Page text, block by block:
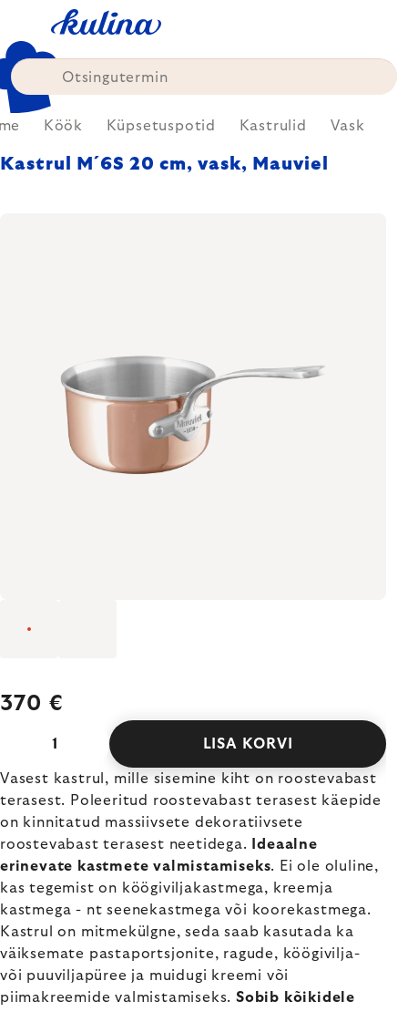
content
Köök Küpsetuspotid Kastrulid Vask
Kastrul M´6S 20 cm, vask, Mauviel
370 €
LISA KORVI
Vasest kastrul, mille sisemine kiht on roostevabast
terasest. Poleeritud roostevabast terasest käepide
on kinnitatud massiivsete dekoratiivsete
roostevabast terasest neetidega.
Ideaalne
erinevate kastmete valmistamiseks. Ei ole oluline,
kas tegemist on köögiviljakastmega, kreemja
kastmega - nt seenekastmega või koorekastmega.
Kastrul on mitmekülgne, seda saab kasutada ka
väiksemate pastaportsjonite, ragude, köögivilja-
või puuviljapüree ja muidugi kreemi või
piimakreemide valmistamiseks.Sobib kõikidele